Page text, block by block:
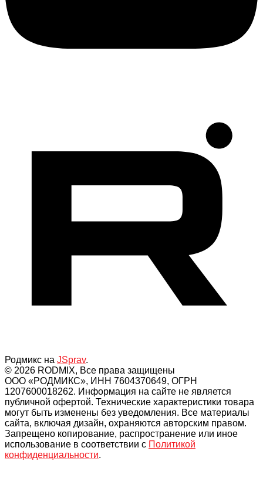
Родмикс на JSprav.
© 2026 RODMIX, Все права защищены
ООО «РОДМИКС», ИНН 7604370649, ОГРН
1207600018262. Информация на сайте не является
публичной офертой. Технические характеристики товара
могут быть изменены без уведомления. Все материалы
сайта, включая дизайн, охраняются авторским правом.
Запрещено копирование, распространение или иное
использование в соответствии с Политикой
конфиденциальности.